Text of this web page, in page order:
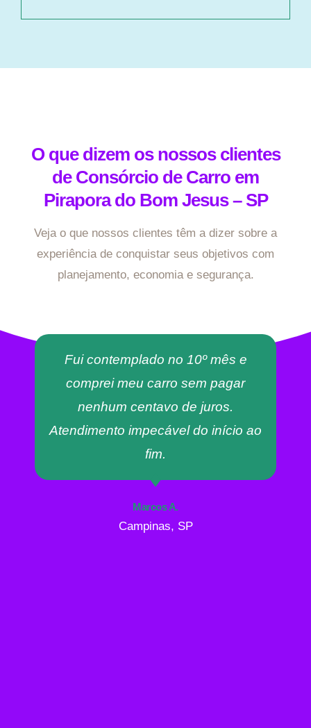
O que dizem os nossos clientes
de Consórcio de Carro em
Pirapora do Bom Jesus – SP
Veja o que nossos clientes têm a dizer sobre a
experiência de conquistar seus objetivos com
planejamento, economia e segurança.
Fui contemplado no 10º mês e
comprei meu carro sem pagar
nenhum centavo de juros.
Atendimento impecável do início ao
fim.
Marcos A.
Campinas, SP